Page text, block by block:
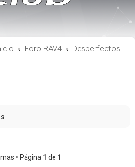
Foro RAV4 Desperfectos
• Página 1 de 1